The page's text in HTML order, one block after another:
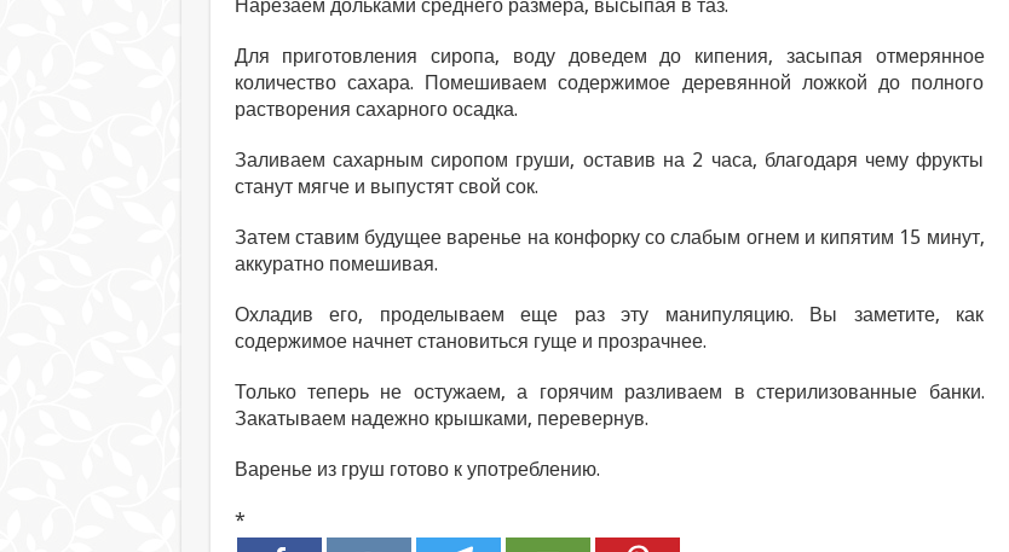
Нарезаем дольками среднего размера, высыпая в таз.
Для приготовления сиропа, воду доведем до кипения, засыпая отмерянное
количество сахара. Помешиваем содержимое деревянной ложкой до полного
растворения сахарного осадка.
Заливаем сахарным сиропом груши, оставив на 2 часа, благодаря чему фрукты
станут мягче и выпустят свой сок.
Затем ставим будущее варенье на конфорку со слабым огнем и кипятим 15 минут,
аккуратно помешивая.
Охладив его, проделываем еще раз эту манипуляцию. Вы заметите, как
содержимое начнет становиться гуще и прозрачнее.
Только теперь не остужаем, а горячим разливаем в стерилизованные банки.
Закатываем надежно крышками, перевернув.
Варенье из груш готово к употреблению.
*